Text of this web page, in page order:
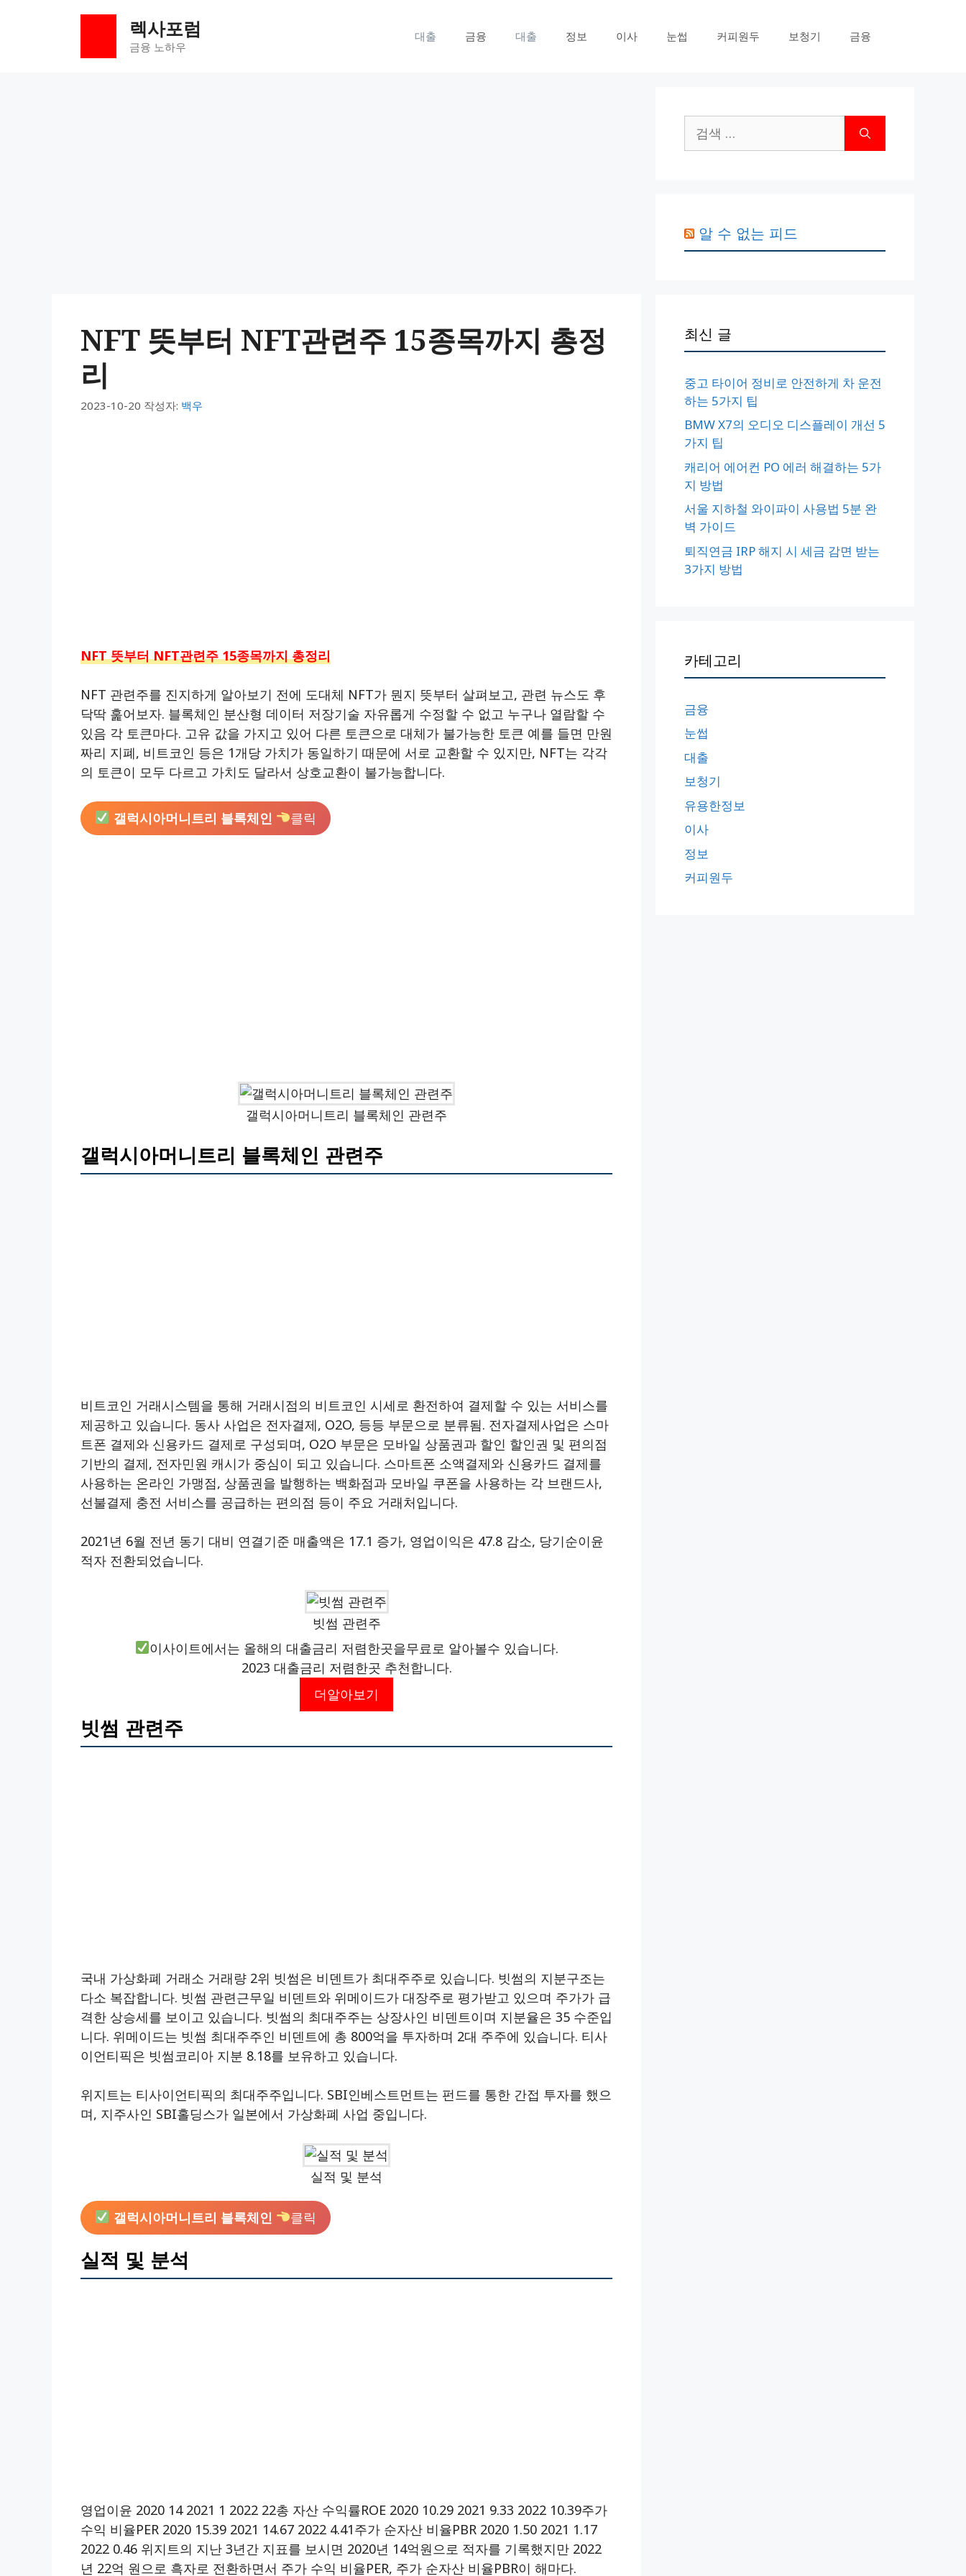
렉사포럼
금융 노하우
대출 금융 대출 정보 이사 눈썹 커피원두 보청기 금융
NFT 뜻부터 NFT관련주 15종목까지 총정
리
2023-10-20 작성자: 백우
NFT 뜻부터 NFT관련주 15종목까지 총정리
NFT 관련주를 진지하게 알아보기 전에 도대체 NFT가 뭔지 뜻부터 살펴보고, 관련 뉴스도 후
닥딱 훑어보자. 블록체인 분산형 데이터 저장기술 자유롭게 수정할 수 없고 누구나 열람할 수
있음 각 토큰마다. 고유 값을 가지고 있어 다른 토큰으로 대체가 불가능한 토큰 예를 들면 만원
짜리 지폐, 비트코인 등은 1개당 가치가 동일하기 때문에 서로 교환할 수 있지만, NFT는 각각
의 토큰이 모두 다르고 가치도 달라서 상호교환이 불가능합니다.
갤럭시아머니트리 블록체인 클릭
갤럭시아머니트리 블록체인 관련주
갤럭시아머니트리 블록체인 관련주
비트코인 거래시스템을 통해 거래시점의 비트코인 시세로 환전하여 결제할 수 있는 서비스를
제공하고 있습니다. 동사 사업은 전자결제, O2O, 등등 부문으로 분류됨. 전자결제사업은 스마
트폰 결제와 신용카드 결제로 구성되며, O2O 부문은 모바일 상품권과 할인 할인권 및 편의점
기반의 결제, 전자민원 캐시가 중심이 되고 있습니다. 스마트폰 소액결제와 신용카드 결제를
사용하는 온라인 가맹점, 상품권을 발행하는 백화점과 모바일 쿠폰을 사용하는 각 브랜드사,
선불결제 충전 서비스를 공급하는 편의점 등이 주요 거래처입니다.
2021년 6월 전년 동기 대비 연결기준 매출액은 17.1 증가, 영업이익은 47.8 감소, 당기순이윤
적자 전환되었습니다.
빗썸 관련주
이사이트에서는 올해의 대출금리 저렴한곳을무료로 알아볼수 있습니다.
2023 대출금리 저렴한곳 추천합니다.
더알아보기
빗썸 관련주
국내 가상화폐 거래소 거래량 2위 빗썸은 비덴트가 최대주주로 있습니다. 빗썸의 지분구조는
다소 복잡합니다. 빗썸 관련근무일 비덴트와 위메이드가 대장주로 평가받고 있으며 주가가 급
격한 상승세를 보이고 있습니다. 빗썸의 최대주주는 상장사인 비덴트이며 지분율은 35 수준입
니다. 위메이드는 빗썸 최대주주인 비덴트에 총 800억을 투자하며 2대 주주에 있습니다. 티사
이언티픽은 빗썸코리아 지분 8.18를 보유하고 있습니다.
위지트는 티사이언티픽의 최대주주입니다. SBI인베스트먼트는 펀드를 통한 간접 투자를 했으
며, 지주사인 SBI홀딩스가 일본에서 가상화폐 사업 중입니다.
실적 및 분석
갤럭시아머니트리 블록체인 클릭
실적 및 분석
영업이윤 2020 14 2021 1 2022 22총 자산 수익률ROE 2020 10.29 2021 9.33 2022 10.39주가
수익 비율PER 2020 15.39 2021 14.67 2022 4.41주가 순자산 비율PBR 2020 1.50 2021 1.17
2022 0.46 위지트의 지난 3년간 지표를 보시면 2020년 14억원으로 적자를 기록했지만 2022
년 22억 원으로 흑자로 전환하면서 주가 수익 비율PER, 주가 순자산 비율PBR이 해마다.
색:
알 수 없는 피드
최신 글
중고 타이어 정비로 안전하게 차 운전
하는 5가지 팁
BMW X7의 오디오 디스플레이 개선 5
가지 팁
캐리어 에어컨 PO 에러 해결하는 5가
지 방법
서울 지하철 와이파이 사용법 5분 완
벽 가이드
퇴직연금 IRP 해지 시 세금 감면 받는
3가지 방법
카테고리
금융
눈썹
대출
보청기
유용한정보
이사
정보
커피원두